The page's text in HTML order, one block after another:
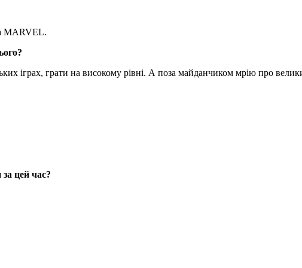
MARVEL.
іграх, грати на високому рівні. А поза майданчиком мрію про
цей час?